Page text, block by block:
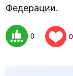
Федерации.
0 0